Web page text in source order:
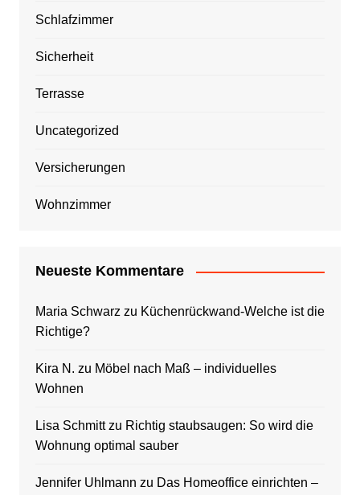
Schlafzimmer
Sicherheit
Terrasse
Uncategorized
Versicherungen
Wohnzimmer
Neueste Kommentare
Maria Schwarz zu Küchenrückwand-Welche ist die
Richtige?
Kira N. zu Möbel nach Maß – individuelles
Wohnen
Lisa Schmittzu Richtig staubsaugen: So wird die
Wohnung optimal sauber
Jennifer Uhlmann zu Das Homeoffice einrichten –